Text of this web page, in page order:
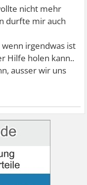
nicht mehr
durfte mir auch
irgendwas ist
Hilfe holen kann..
ausser wir uns